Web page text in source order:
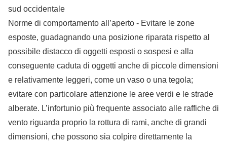
sud occidentale
Norme di comportamento all’aperto - Evitare le zone
esposte, guadagnando una posizione riparata rispetto al
possibile distacco di oggetti esposti o sospesi e alla
conseguente caduta di oggetti anche di piccole dimensioni
e relativamente leggeri, come un vaso o una tegola;
evitare con particolare attenzione le aree verdi e le strade
alberate. L’infortunio più frequente associato alle raffiche di
vento riguarda proprio la rottura di rami, anche di grandi
dimensioni, che possono sia colpire direttamente la